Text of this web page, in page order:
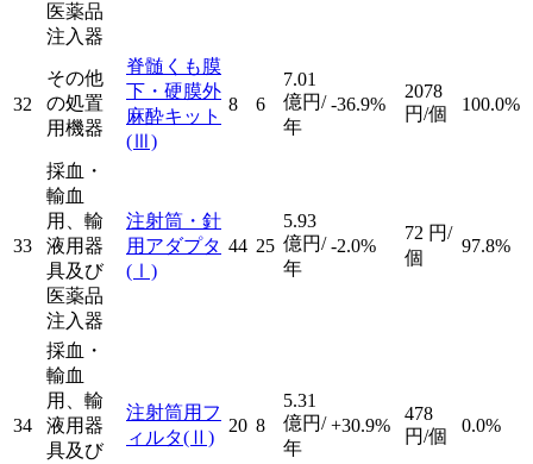
医薬品
注入器
32
その他
の処置
用機器
脊髄くも膜
下・硬膜外
麻酔キット
(Ⅲ)
8 6
7.01
億円/
年
-36.9%
2078
円/個
100.0%
33
採血・
輸血
用、輸
液用器
具及び
医薬品
注入器
注射筒・針
用アダプタ
(Ⅰ)
44 25
5.93
億円/
年
-2.0%
72 円/
個
97.8%
34
採血・
輸血
用、輸
液用器
具及び
注射筒用フ
ィルタ(Ⅱ)
20 8
5.31
億円/
年
+30.9%
478
円/個
0.0%